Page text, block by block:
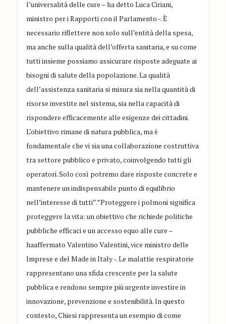
l’universalità delle cure – ha detto Luca Ciriani,
ministro per i Rapporti con il Parlamento -. È
necessario riflettere non solo sull’entità della spesa,
ma anche sulla qualità dell’offerta sanitaria, e su come
tutti insieme possiamo assicurare risposte adeguate ai
bisogni di salute della popolazione. La qualità
dell’assistenza sanitaria si misura sia nella quantità di
risorse investite nel sistema, sia nella capacità di
rispondere efficacemente alle esigenze dei cittadini.
L’obiettivo rimane di natura pubblica, ma è
fondamentale che vi sia una collaborazione costruttiva
tra settore pubblico e privato, coinvolgendo tutti gli
operatori. Solo così potremo dare risposte concrete e
mantenere un indispensabile punto di equilibrio
nell’interesse di tutti”.”Proteggere i polmoni significa
proteggere la vita: un obiettivo che richiede politiche
pubbliche efficaci e un accesso equo alle cure –
haaffermato Valentino Valentini, vice ministro delle
Imprese e del Made in Italy -. Le malattie respiratorie
rappresentano una sfida crescente per la salute
pubblica e rendono sempre più urgente investire in
innovazione, prevenzione e sostenibilità. In questo
contesto, Chiesi rappresenta un esempio di come